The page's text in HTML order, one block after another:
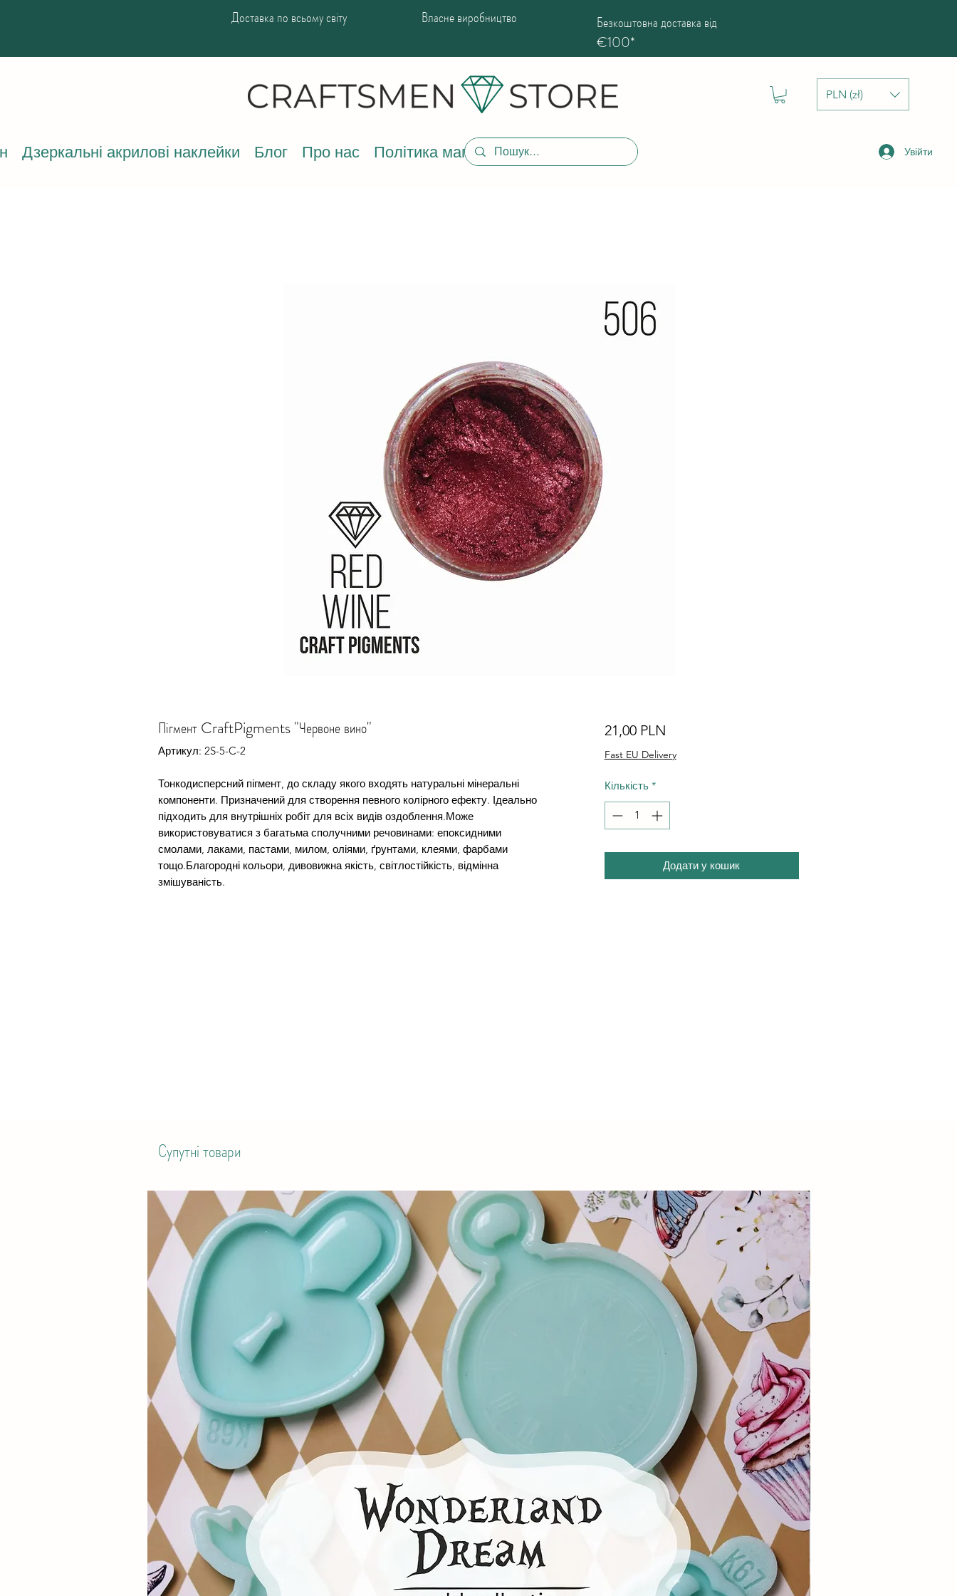
Доставка по всьому світу Власне виробництво
Безкоштовна доставка від
€100*
PLN (zł)
Дзеркальні акрилові наклейки Блог Про нас Політика магазину Увійти
Пігмент CraftPigments "Червоне вино"
Артикул: 2S-5-C-2
Тонкодисперсний пігмент, до складу якого входять натуральні мінеральні
компоненти. Призначений для створення певного колірного ефекту. Ідеально
підходить для внутрішніх робіт для всіх видів оздоблення.Може
використовуватися з багатьма сполучними речовинами: епоксидними
смолами, лаками, пастами, милом, оліями, ґрунтами, клеями, фарбами
тощо.Благородні кольори, дивовижна якість, світлостійкість, відмінна
змішуваність.
21,00 PLN
Fast EU Delivery
Кількість *
Додати у кошик
Супутні товари